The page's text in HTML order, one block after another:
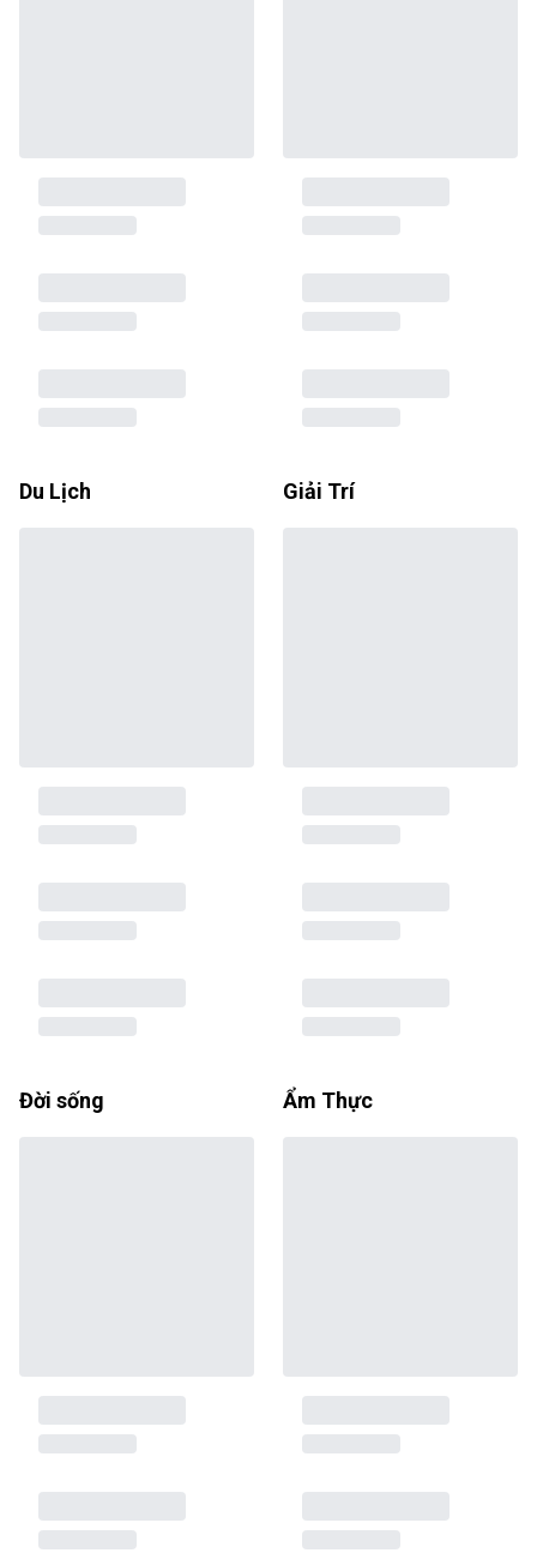
Du Lịch Giải Trí
Đời sống Ẩm Thực